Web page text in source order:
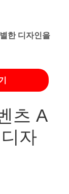
한 디자인을
츠 A
자